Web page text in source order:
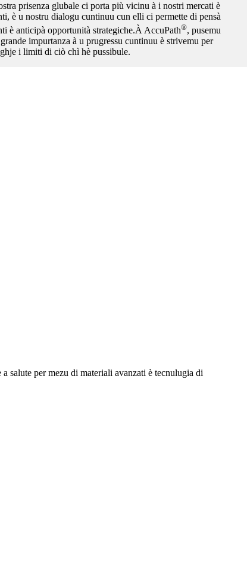
prisenza glubale ci porta più vicinu à i nostri mercati è
è u nostru dialogu cuntinuu cun elli ci permette di pensà
è anticipà opportunità strategiche.À AccuPath®, pusemu
impurtanza à u prugressu cuntinuu è strivemu per
i limiti di ciò chì hè pussibule.
salute per mezu di materiali avanzati è tecnulugia di